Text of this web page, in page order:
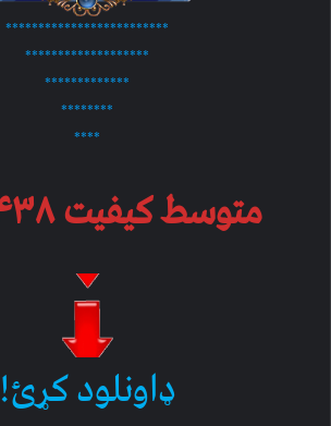
*************************
*******************
*************
********
****
متوسط کیفیت ۴۳۸ ام بي
ډاونلود کړئ!